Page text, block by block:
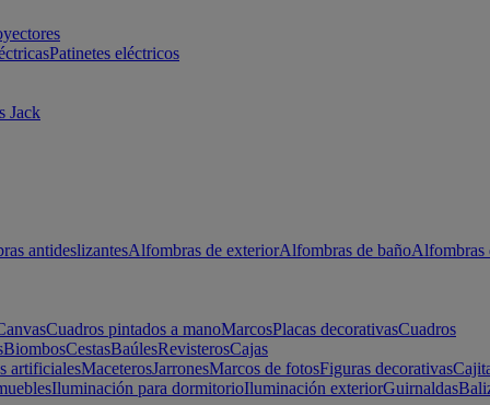
Patinetes eléctricos
Jack
antideslizantesAlfombras de exteriorAlfombras de bañoAlfombras
Cuadros pintados a manoMarcosPlacas decorativasCuadros
BiombosCestasBaúlesRevisterosCajas
artificialesMaceterosJarronesMarcos de fotosFiguras decorativas
Iluminación para dormitorioIluminación exteriorGuirnaldas